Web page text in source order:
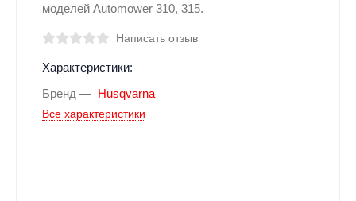
моделей Automower 310, 315.
Написать отзыв
Характеристики:
Бренд
Husqvarna
Все характеристики